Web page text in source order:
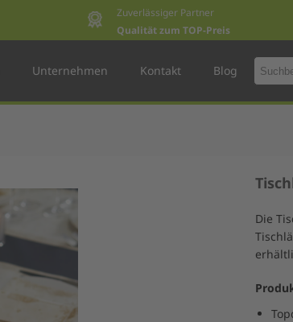
Zuverlässiger Partner
Qualität zum TOP-Preis
Unternehmen Kontakt Blog
Die